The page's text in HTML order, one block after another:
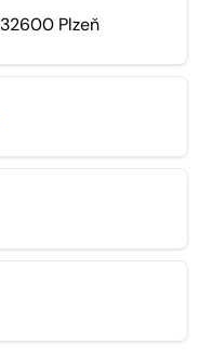
Plzeň